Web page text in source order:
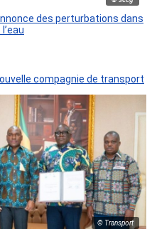
des perturbations dans
compagnie de transport
© Transport